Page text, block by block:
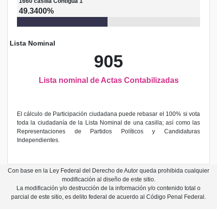
49.3400%
Lista Nominal
905
Lista nominal de Actas Contabilizadas
El cálculo de Participación ciudadana puede rebasar el 100% si vota
toda la ciudadanía de la Lista Nominal de una casilla; así como las
Representaciones de Partidos Políticos y Candidaturas
Independientes.
Con base en la Ley Federal del Derecho de Autor queda prohibida cualquier
modificación al diseño de este sitio.
La modificación y/o destrucción de la información y/o contenido total o
parcial de este sitio, es delito federal de acuerdo al Código Penal Federal.